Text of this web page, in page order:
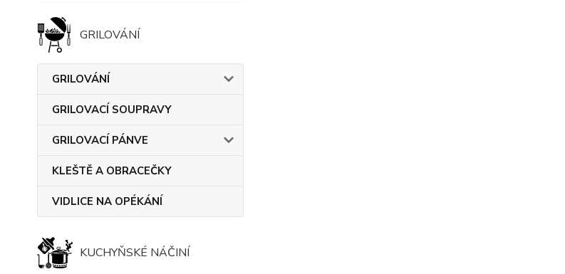
GRILOVÁNÍ
GRILOVÁNÍ
GRILOVACÍ SOUPRAVY
GRILOVACÍ PÁNVE
KLEŠTĚ A OBRACEČKY
VIDLICE NA OPÉKÁNÍ
KUCHYŇSKÉ NÁČINÍ